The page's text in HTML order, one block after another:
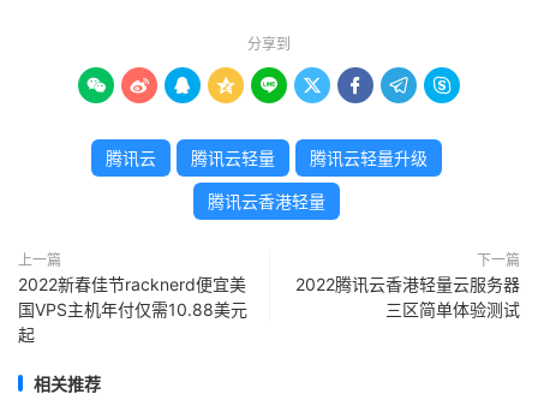
分享到
        
腾讯云 腾讯云轻量 腾讯云轻量升级
腾讯云香港轻量
上一篇
2022新春佳节racknerd便宜美
国VPS主机年付仅需10.88美元
起
下一篇
2022腾讯云香港轻量云服务器
三区简单体验测试
相关推荐